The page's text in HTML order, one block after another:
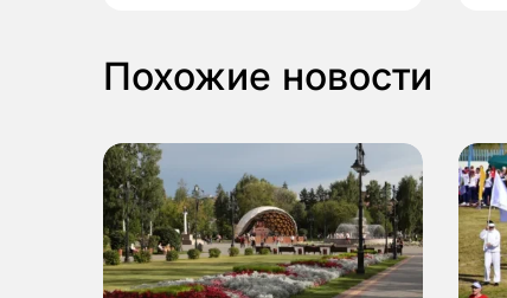
Похожие новости